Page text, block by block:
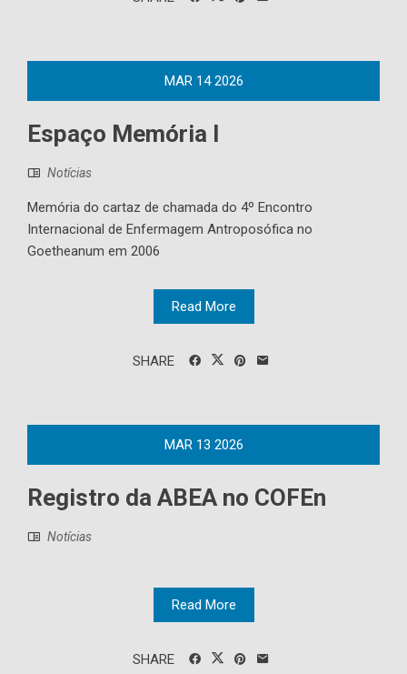
MAR 14 2026
Espaço Memória I
Notícias
Memória do cartaz de chamada do 4º Encontro
Internacional de Enfermagem Antroposófica no
Goetheanum em 2006
Read More
SHARE
MAR 13 2026
Registro da ABEA no COFEn
Notícias
Read More
SHARE